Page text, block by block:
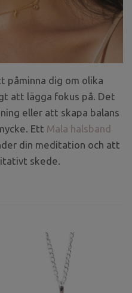
påminna dig om olika
att lägga fokus på. Det
eller att skapa balans
Ett Mala halsband
din meditation och att
skede.